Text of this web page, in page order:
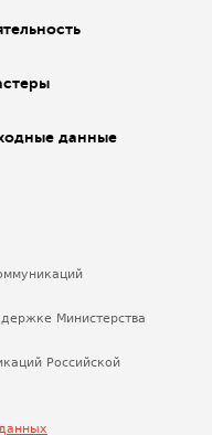
данные
Министерства
Российской